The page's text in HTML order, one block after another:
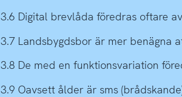
3.6 Digital brevlåda föredras oftare
3.7 Landsbygdsbor är mer benägna
3.8 De med en funktionsvariation
3.9 Oavsett ålder är sms